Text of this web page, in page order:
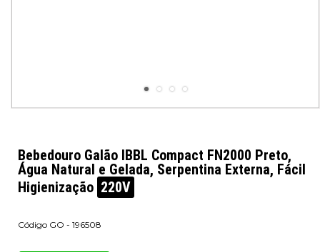
Bebedouro Galão IBBL Compact FN2000 Preto,
Água Natural e Gelada, Serpentina Externa, Fácil
Higienização 220V
GO - 196508